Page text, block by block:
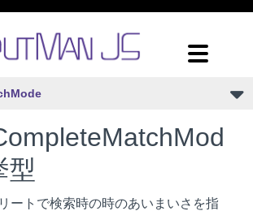
型
ートで検索時の時のあいまいさを指